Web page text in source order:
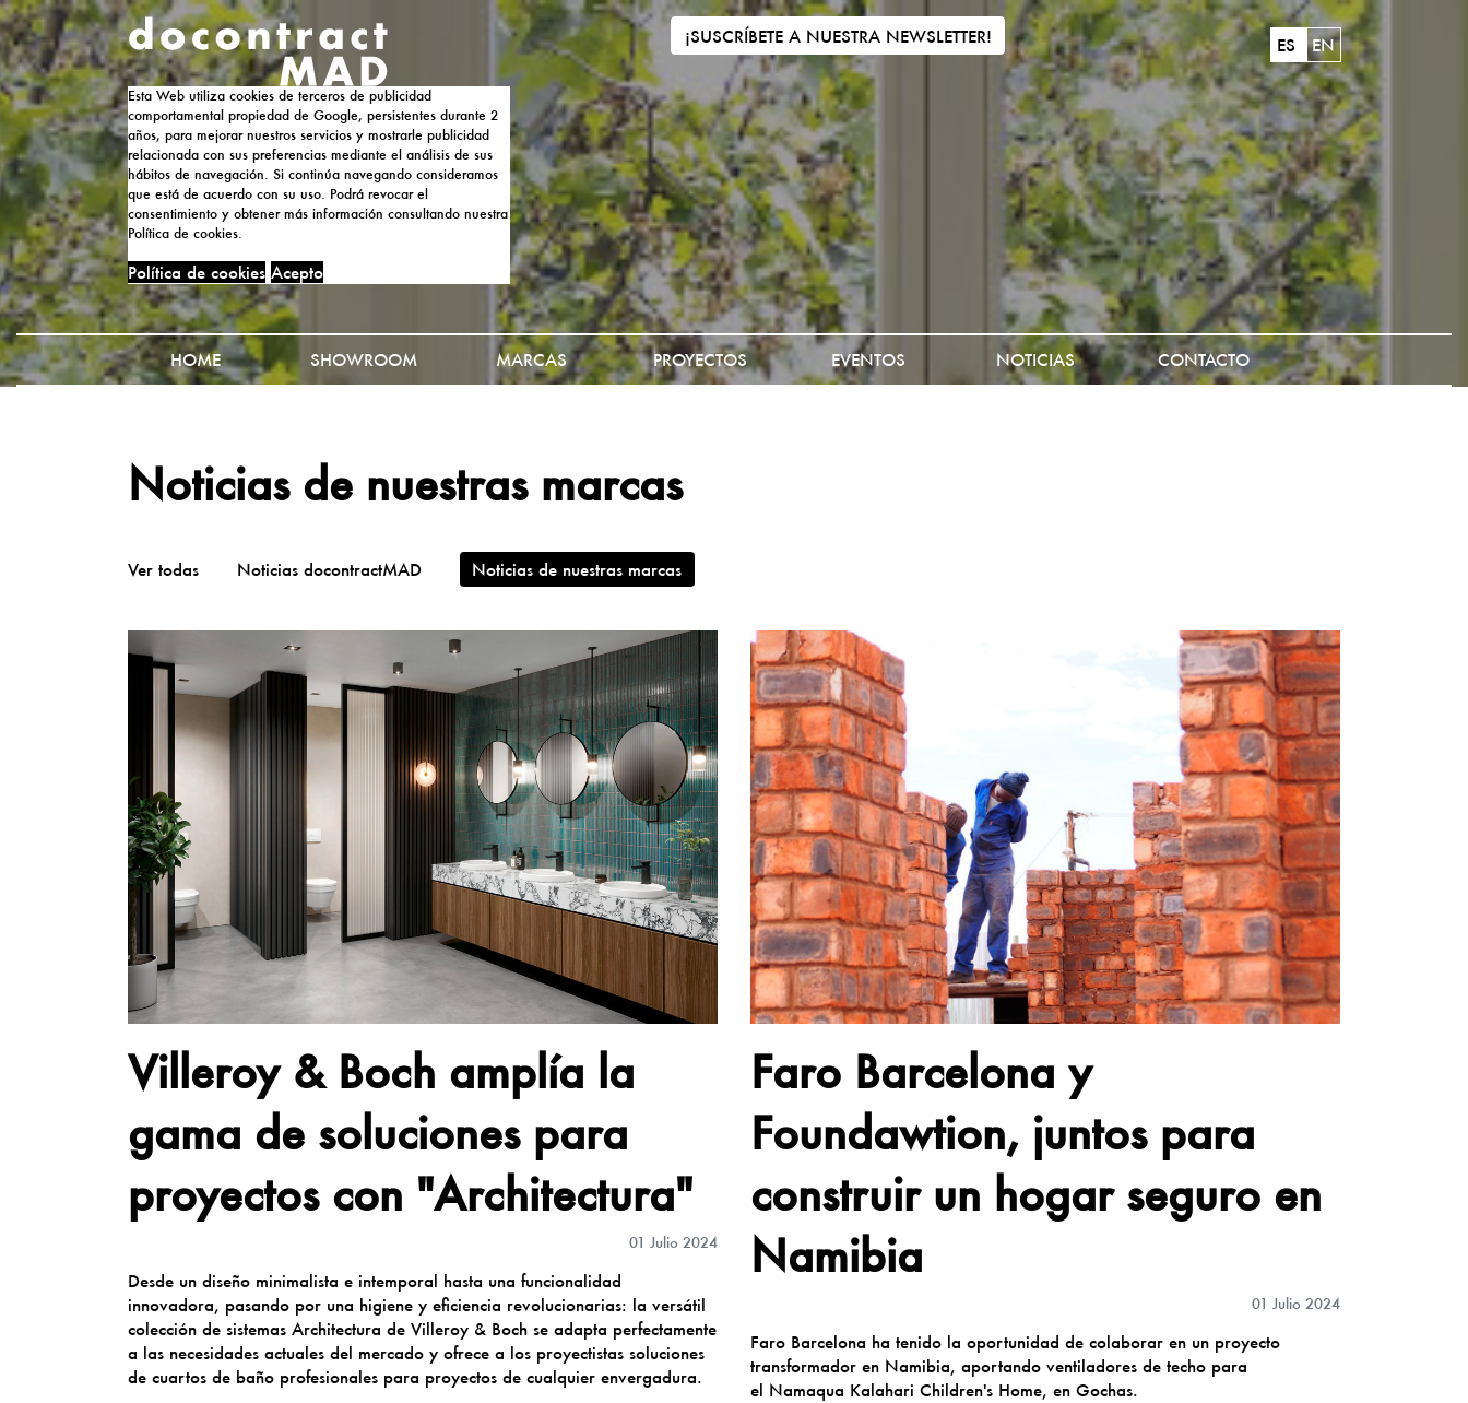
Esta Web utiliza cookies de terceros de publicidad
comportamental propiedad de Google, persistentes durante 2
años, para mejorar nuestros servicios y mostrarle publicidad
relacionada con sus preferencias mediante el análisis de sus
hábitos de navegación. Si continúa navegando consideramos
que está de acuerdo con su uso. Podrá revocar el
consentimiento y obtener más información consultando nuestra
Política de cookies.
Política de cookies Acepto
¡SUSCRÍBETE A NUESTRA NEWSLETTER! ES EN
HOME SHOWROOM MARCAS PROYECTOS EVENTOS NOTICIAS CONTACTO
Noticias de nuestras marcas
Ver todas Noticias docontractMAD Noticias de nuestras marcas
Villeroy & Boch amplía la
gama de soluciones para
proyectos con "Architectura"
01 Julio 2024
Desde un diseño minimalista e intemporal hasta una funcionalidad
innovadora, pasando por una higiene y eficiencia revolucionarias: la versátil
colección de sistemas Architectura de Villeroy & Boch se adapta perfectamente
a las necesidades actuales del mercado y ofrece a los proyectistas soluciones
de cuartos de baño profesionales para proyectos de cualquier envergadura.
Faro Barcelona y
Foundawtion, juntos para
construir un hogar seguro en
Namibia
01 Julio 2024
Faro Barcelona ha tenido la oportunidad de colaborar en un proyecto
transformador en Namibia, aportando ventiladores de techo para
el Namaqua Kalahari Children's Home, en Gochas.